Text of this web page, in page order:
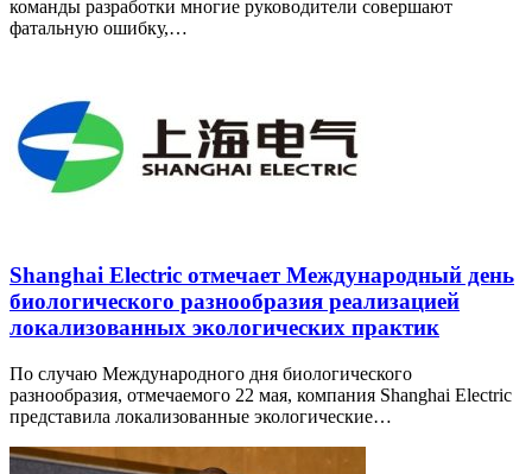
команды разработки многие руководители совершают
фатальную ошибку,…
Shanghai Electric отмечает Международный день
биологического разнообразия реализацией
локализованных экологических практик
По случаю Международного дня биологического
разнообразия, отмечаемого 22 мая, компания Shanghai Electric
представила локализованные экологические…